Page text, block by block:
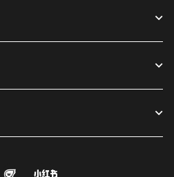
飞猪